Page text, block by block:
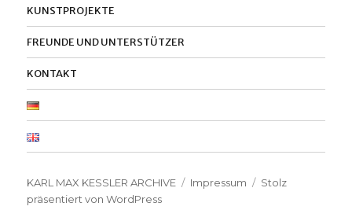
KUNSTPROJEKTE
FREUNDE UND UNTERSTÜTZER
KONTAKT
KARL MAX KESSLER ARCHIVE Impressum
Stolz
präsentiert von WordPress